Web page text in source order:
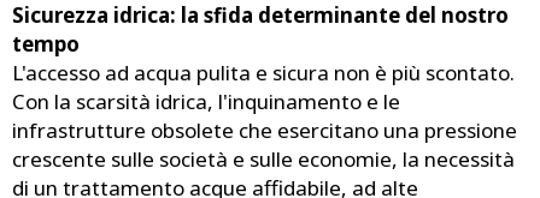
Sicurezza idrica: la sfida determinante del nostro
tempo
L'accesso ad acqua pulita e sicura non è più scontato.
Con la scarsità idrica, l'inquinamento e le
infrastrutture obsolete che esercitano una pressione
crescente sulle società e sulle economie, la necessità
di un trattamento acque affidabile, ad alte